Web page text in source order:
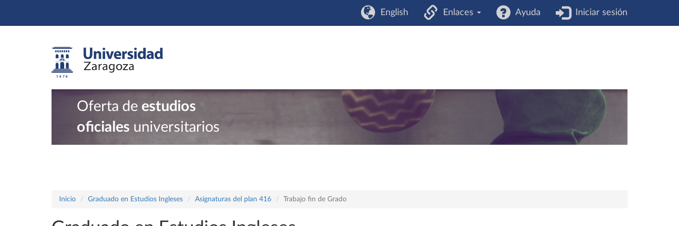
English Enlaces Ayuda Iniciar sesión
Oferta de estudios
oficiales universitarios
Inicio Graduado en Estudios Ingleses Asignaturas del plan 416 Trabajo fin de Grado